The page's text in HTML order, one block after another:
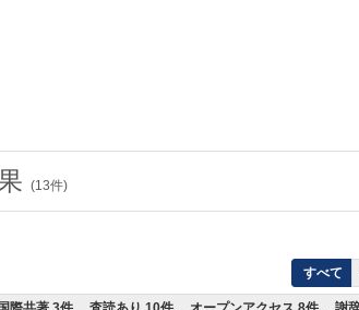
(13件)
すべて